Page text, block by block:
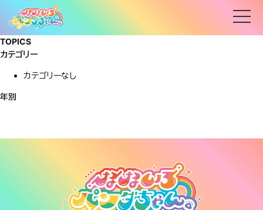
TOPICS
カテゴリー
カテゴリーなし
年別